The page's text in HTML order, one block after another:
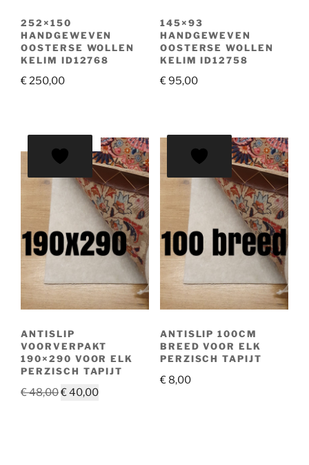
252×150
HANDGEWEVEN
OOSTERSE WOLLEN
KELIM ID12768
€250,00
145×93
HANDGEWEVEN
OOSTERSE WOLLEN
KELIM ID12758
€95,00
ANTISLIP
VOORVERPAKT
190×290 VOOR ELK
PERZISCH TAPIJT
€48,00Oorspronkelijke
€40,00Huidige
ANTISLIP 100CM
BREED VOOR ELK
PERZISCH TAPIJT
€8,00